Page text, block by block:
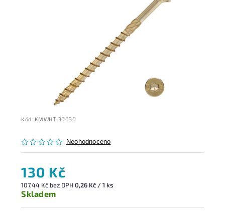
Kód: KMWHT-30030
Neohodnoceno
130 Kč
107,44 Kč bez DPH0,26 Kč / 1 ks
Skladem